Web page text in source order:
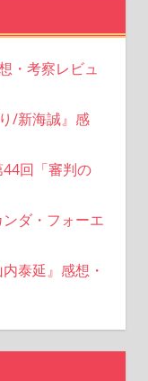
・考察レビュ
/新海誠』感
回「審判の
ダ・フォーエ
泰延』感想・